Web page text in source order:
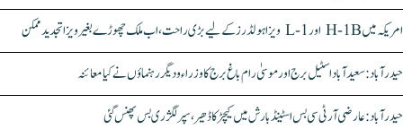
امریکہ میں H-1B اور L-1 ویزا ہولڈرز کے لیے بڑی راحت، اب ملک چھوڑے بغیر ویزا تجدید ممکن
حیدرآباد: سعیدآباد اسٹیل برج اور موسیٰ رام باغ برج کا وزراء و دیگر رہنماؤں نے کیا معائنہ
حیدرآباد: عارضی آر ٹی سی بس اسٹینڈ بارش میں کیچڑ کا ڈھیر، سپر لگژری بس پھنس گئی